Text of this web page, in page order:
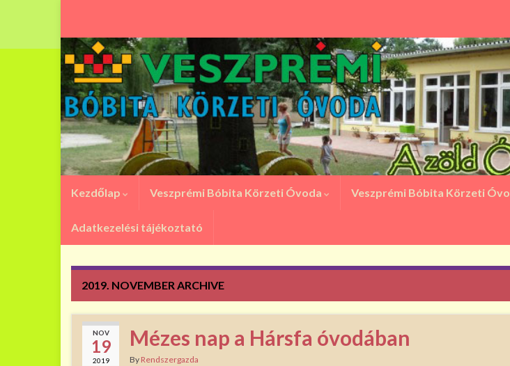
Kezdőlap Veszprémi Bóbita Körzeti Óvoda Veszprémi Bóbita Körzeti
Adatkezelési tájékoztató
2019. NOVEMBER ARCHIVE
NOV
19
2019
Mézes nap a Hársfa óvodában
By Rendszergazda